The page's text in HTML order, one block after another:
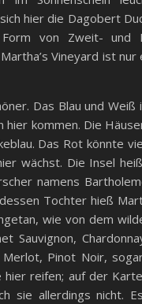
hier die Dagobert
von Zweit- und
Vineyard ist nur
Das Blau und
hier kommen. Die
Das Rot könnte
wächst. Die Insel
namens
Tochter hieß
wie von dem
Sauvignon,
Pinot Noir,
hier reifen; auf der
sie allerdings nicht.